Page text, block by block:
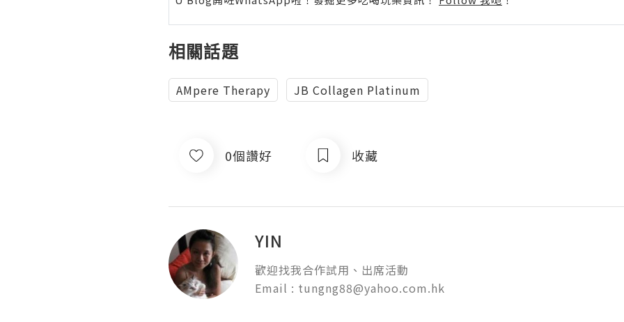
相關話題
AMpere Therapy JB Collagen Platinum
0個讚好 收藏
YIN
歡迎找我合作試用、出席活動
Email : tungng88@yahoo.com.hk